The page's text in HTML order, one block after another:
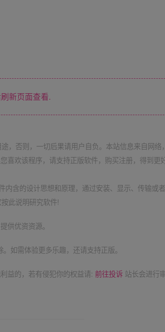
新页面查看.
，否则，一切后果请用户自负。本站信息来自网络
喜欢该程序，请支持正版软件，购买注册，得到更
含的设计思想和原理，通过安装、显示、传输或
此说明研究软件!
供优资资源。
如需体验更多乐趣，还请支持正版。
益的，若有侵犯你的权益请: 前往投诉 站长会进行